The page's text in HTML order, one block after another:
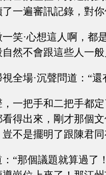
一遍審訊記錄，對
笑·心想這人啊，都
然不會跟這些人一
全場·沉聲問道：“
一把手和二把手都
得出來，剛才那個
不是擺明了跟陳君
：“那個議題就算過了